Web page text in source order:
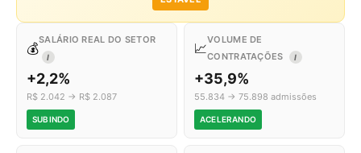
💰
SALÁRIO REAL DO SETOR
I
+2,2%
R$ 2.042 → R$ 2.087
SUBINDO
📈
VOLUME DE
CONTRATAÇÕES
I
+35,9%
55.834 → 75.898 admissões
ACELERANDO